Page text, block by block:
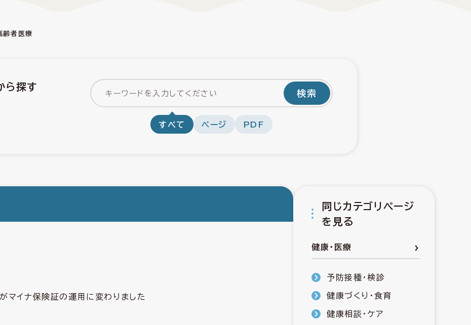
齢者医療
ら探す
検索
すべて ページ PDF
マイナ保険証の運用に変わりました
同じカテゴリページ
を見る
健康・医療
予防接種・検診
健康づくり・食育
健康相談・ケア